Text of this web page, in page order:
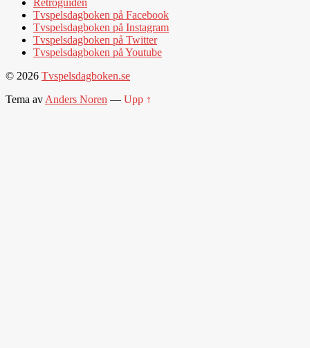
Retroguiden
Tvspelsdagboken på Facebook
Tvspelsdagboken på Instagram
Tvspelsdagboken på Twitter
Tvspelsdagboken på Youtube
© 2026 Tvspelsdagboken.se
Tema av Anders Noren — Upp ↑